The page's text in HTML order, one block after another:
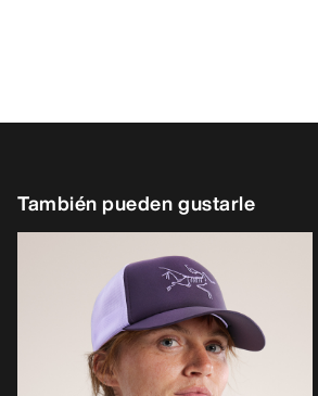
También pueden gustarle